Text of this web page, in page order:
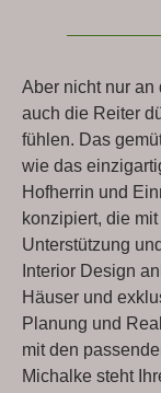
Aber nicht nur an
auch die Reiter
fühlen. Das
wie das
Hofherrin und
konzipiert, die
Unterstützung
Interior Design
Häuser und
Planung und
mit den
Michalke steht